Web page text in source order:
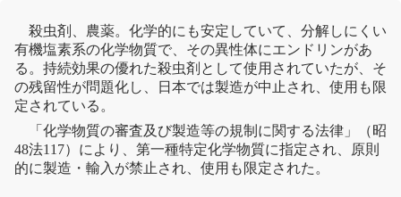
殺虫剤
、農薬。化学的にも安定していて、分解しにくい
有機塩素系の化学物質で、その異性体にエンドリンがあ
る。持続効果の優れた殺虫剤 として使用されていたが、そ
の残留性が問題化し、日本では製造が中止され、使用も限
定されている。
「 化学物質の審査及び製造等の規制に関する法律 」（昭
48法117）により、第一種特定化学物質に指定され、原則
的に製造・輸入が禁止され、使用も限定された。